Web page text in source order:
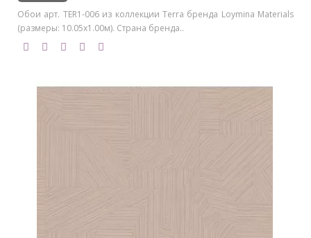
Обои арт. TER1-006 из коллекции Terra бренда Loymina Materials
(размеры: 10.05х1.00м). Страна бренда..